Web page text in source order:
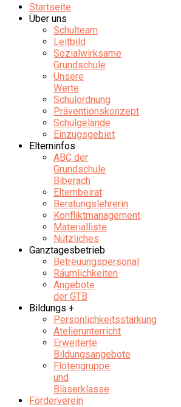
Startseite
Über uns
Schulteam
Leitbild
Sozialwirksame
Grundschule
Unsere
Werte
Schulordnung
Präventionskonzept
Schulgelände
Einzugsgebiet
Elterninfos
ABC der
Grundschule
Biberach
Elternbeirat
Beratungslehrerin
Konfliktmanagement
Materialliste
Nützliches
Ganztagesbetrieb
Betreuungspersonal
Räumlichkeiten
Angebote
der GTB
Bildungs +
Persönlichkeitsstärkung
Atelierunterricht
Erweiterte
Bildungsangebote
Flötengruppe
und
Bläserklasse
Förderverein